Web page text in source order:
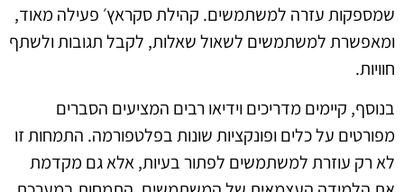
שמספקות עזרה למשתמשים. קהילת סקראץ׳ פעילה מאוד,
ומאפשרת למשתמשים לשאול שאלות, לקבל תגובות ולשתף
חוויות.
בנוסף, קיימים מדריכים וידיאו רבים המציעים הסברים
מפורטים על כלים ופונקציות שונות בפלטפורמה. התמחות זו
לא רק עוזרת למשתמשים לפתור בעיות, אלא גם מקדמת